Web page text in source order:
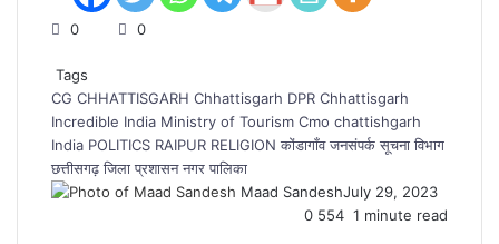
0 0
Tags
CG CHHATTISGARH Chhattisgarh DPR Chhattisgarh
Incredible India Ministry of Tourism Cmo chattishgarh
India POLITICS RAIPUR RELIGION कोंडागाँव जनसंपर्क सूचना विभाग
छत्तीसगढ़ जिला प्रशासन नगर पालिका
Maad SandeshJuly 29, 2023
0 554 1 minute read